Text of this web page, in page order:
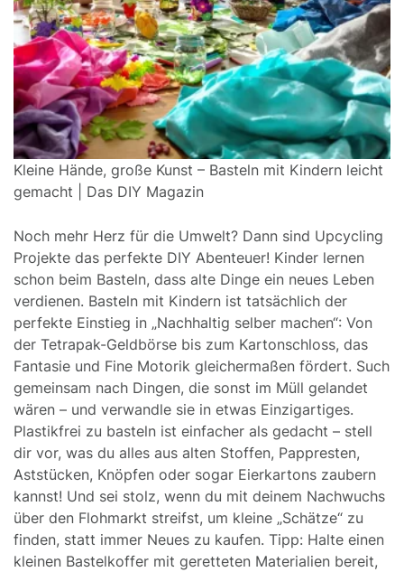
Kleine Hände, große Kunst – Basteln mit Kindern leicht
gemacht | Das DIY Magazin
Noch mehr Herz für die Umwelt? Dann sind Upcycling
Projekte das perfekte DIY Abenteuer! Kinder lernen
schon beim Basteln, dass alte Dinge ein neues Leben
verdienen. Basteln mit Kindern ist tatsächlich der
perfekte Einstieg in „Nachhaltig selber machen“: Von
der Tetrapak-Geldbörse bis zum Kartonschloss, das
Fantasie und Fine Motorik gleichermaßen fördert. Such
gemeinsam nach Dingen, die sonst im Müll gelandet
wären – und verwandle sie in etwas Einzigartiges.
Plastikfrei zu basteln ist einfacher als gedacht – stell
dir vor, was du alles aus alten Stoffen, Pappresten,
Aststücken, Knöpfen oder sogar Eierkartons zaubern
kannst! Und sei stolz, wenn du mit deinem Nachwuchs
über den Flohmarkt streifst, um kleine „Schätze“ zu
finden, statt immer Neues zu kaufen. Tipp: Halte einen
kleinen Bastelkoffer mit geretteten Materialien bereit,